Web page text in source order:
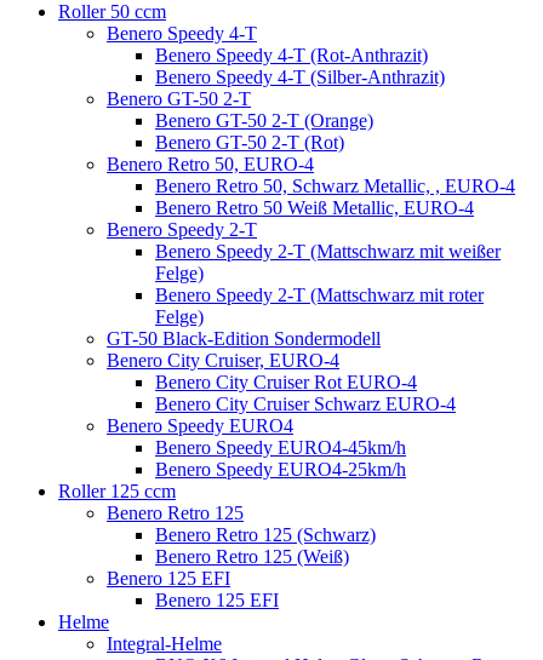
Roller 50 ccm
Benero Speedy 4-T
Benero Speedy 4-T (Rot-Anthrazit)
Benero Speedy 4-T (Silber-Anthrazit)
Benero GT-50 2-T
Benero GT-50 2-T (Orange)
Benero GT-50 2-T (Rot)
Benero Retro 50, EURO-4
Benero Retro 50, Schwarz Metallic, , EURO-4
Benero Retro 50 Weiß Metallic, EURO-4
Benero Speedy 2-T
Benero Speedy 2-T (Mattschwarz mit weißer
Felge)
Benero Speedy 2-T (Mattschwarz mit roter
Felge)
GT-50 Black-Edition Sondermodell
Benero City Cruiser, EURO-4
Benero City Cruiser Rot EURO-4
Benero City Cruiser Schwarz EURO-4
Benero Speedy EURO4
Benero Speedy EURO4-45km/h
Benero Speedy EURO4-25km/h
Roller 125 ccm
Benero Retro 125
Benero Retro 125 (Schwarz)
Benero Retro 125 (Weiß)
Benero 125 EFI
Benero 125 EFI
Helme
Integral-Helme